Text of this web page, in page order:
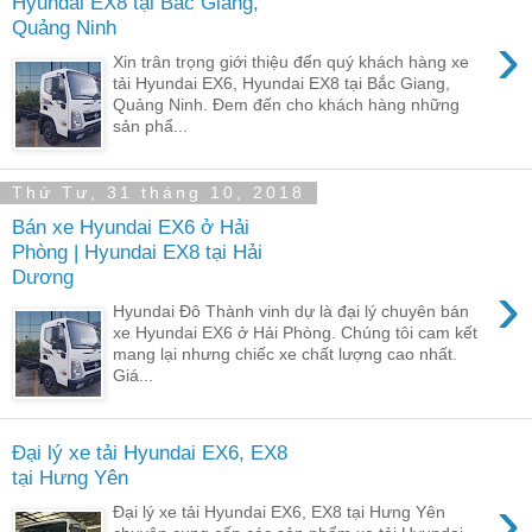
Quảng Ninh
›
Xin trân trọng giới thiệu đến quý khách hàng xe
tải Hyundai EX6, Hyundai EX8 tại Bắc Giang,
Quảng Ninh. Đem đến cho khách hàng những
sản phẩ...
Thứ Tư, 31 tháng 10, 2018
Bán xe Hyundai EX6 ở Hải
Phòng | Hyundai EX8 tại Hải
Dương
›
Hyundai Đô Thành vinh dự là đại lý chuyên bán
xe Hyundai EX6 ở Hải Phòng. Chúng tôi cam kết
mang lại nhưng chiếc xe chất lượng cao nhất.
Giá...
Đại lý xe tải Hyundai EX6, EX8
tại Hưng Yên
Đại lý xe tải Hyundai EX6, EX8 tại Hưng Yên